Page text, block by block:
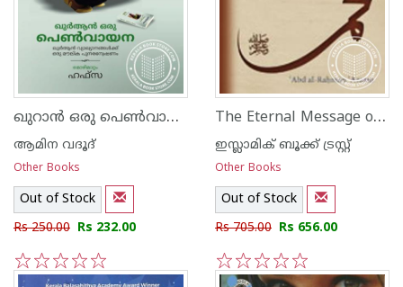
ഖുറാന്‍ ഒരു പെണ്‍വായന
ആമിന വദൂദ്
Other Books
Out of Stock
Rs 250.00 Rs 232.00
5
4
3
2
1
The Eternal Message of Muhammad
ഇസ്ലാമിക്‍ ബൂക്ക് ട്രസ്റ്റ്
Other Books
Out of Stock
Rs 705.00 Rs 656.00
5
4
3
2
1